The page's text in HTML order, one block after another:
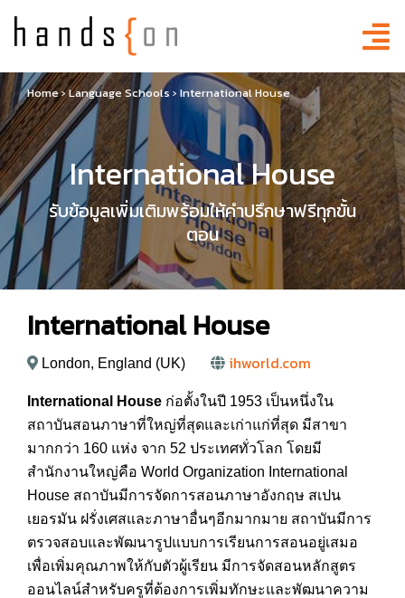
Home›Language Schools › International House
International House
รับข้อมูลเพิ่มเติมพร้อมให้คำปรึกษาฟรีทุกขั้น
ตอน
International House
London, England (UK) ihworld.com
International House ก่อตั้งในปี 1953 เป็นหนึ่งใน
สถาบันสอนภาษาที่ใหญ่ที่สุดและเก่าแก่ที่สุด มีสาขา
มากกว่า 160 แห่ง จาก 52 ประเทศทั่วโลก โดยมี
สำนักงานใหญ่คือ World Organization International
House สถาบันมีการจัดการสอนภาษาอังกฤษ สเปน
เยอรมัน ฝรั่งเศสและภาษาอื่นๆอีกมากมาย สถาบันมีการ
ตรวจสอบและพัฒนารูปแบบการเรียนการสอนอยู่เสมอ
เพื่อเพิ่มคุณภาพให้กับตัวผู้เรียน มีการจัดสอนหลักสูตร
ออนไลน์สำหรับครูที่ต้องการเพิ่มทักษะและพัฒนาความ